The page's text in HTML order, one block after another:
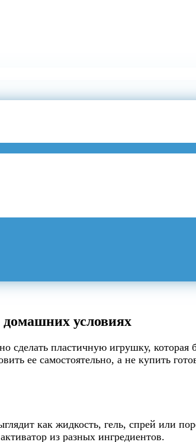
домашних условиях
пластичную игрушку, которая
ее самостоятельно, а не купить
как жидкость, гель, спрей или
из разных ингредиентов.